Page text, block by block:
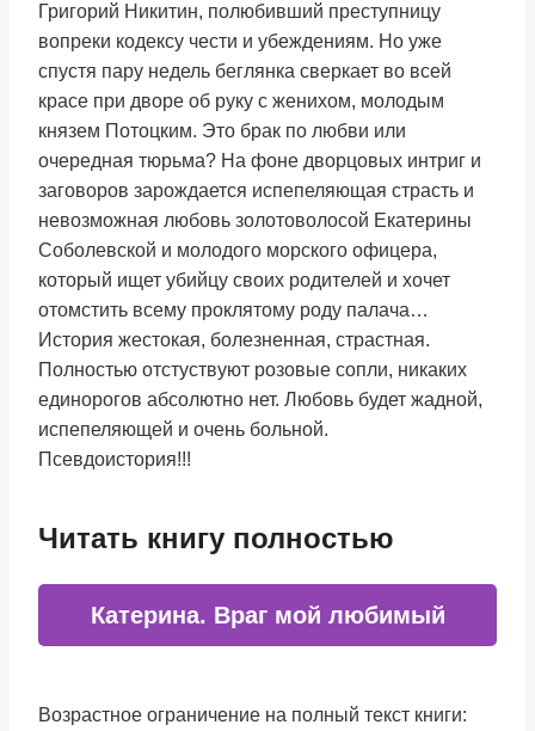
Григорий Никитин, полюбивший преступницу
вопреки кодексу чести и убеждениям. Но уже
спустя пару недель беглянка сверкает во всей
красе при дворе об руку с женихом, молодым
князем Потоцким. Это брак по любви или
очередная тюрьма? На фоне дворцовых интриг и
заговоров зарождается испепеляющая страсть и
невозможная любовь золотоволосой Екатерины
Соболевской и молодого морского офицера,
который ищет убийцу своих родителей и хочет
отомстить всему проклятому роду палача…
История жестокая, болезненная, страстная.
Полностью отстуствуют розовые сопли, никаких
единорогов абсолютно нет. Любовь будет жадной,
испепеляющей и очень больной.
Псевдоистория!!!
Читать книгу полностью
Катерина. Враг мой любимый
Возрастное ограничение на полный текст книги: